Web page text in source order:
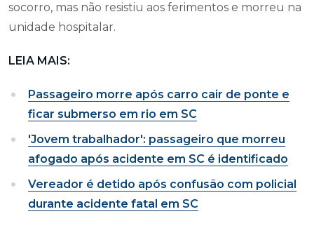
socorro, mas não resistiu aos ferimentos e morreu na
unidade hospitalar.
LEIA MAIS:
Passageiro morre após carro cair de ponte e
ficar submerso em rio em SC
'Jovem trabalhador': passageiro que morreu
afogado após acidente em SC é identificado
Vereador é detido após confusão com policial
durante acidente fatal em SC